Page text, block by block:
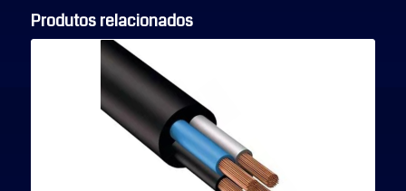
Produtos relacionados